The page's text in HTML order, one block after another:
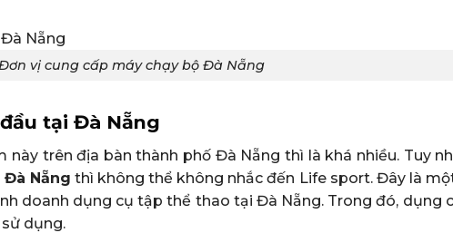
vị cung cấp máy chạy bộ Đà Nẵng
tại Đà Nẵng
trên địa bàn thành phố Đà Nẵng thì là khá nhiều. Tuy
Đà Nẵng thì không thể không nhắc đến Life sport. Đây là
doanh dụng cụ tập thể thao tại Đà Nẵng. Trong đó, dụng
dụng.